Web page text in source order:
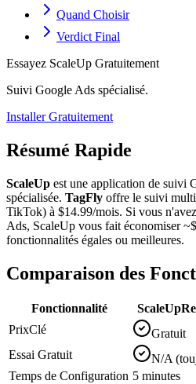
Quand Choisir
Verdict Final
Essayez ScaleUp Gratuitement
Suivi Google Ads spécialisé.
Installer Gratuitement
Résumé Rapide
ScaleUp est une application de suivi
spécialisée. TagFly offre le suivi
TikTok) à $14.99/mois. Si vous
Ads, ScaleUp vous fait économiser
fonctionnalités égales ou meilleures.
Comparaison des
Fonctionnalité ScaleUp
PrixClé Gratuit
Essai Gratuit
N/A
Temps de Configuration 5 minutes